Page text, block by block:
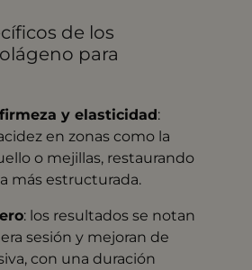
de los
para
y elasticidad:
en zonas como la
o mejillas, restaurando
más estructurada.
: los resultados se notan
sesión y mejoran de
con una duración